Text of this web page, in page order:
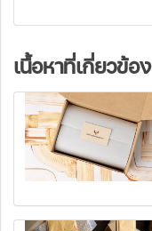
เนื้อหาที่เกี่ยวข้อง